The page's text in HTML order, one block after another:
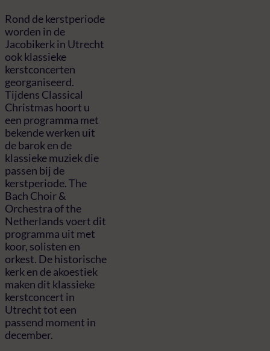
Rond de kerstperiode
worden in de
Jacobikerk in Utrecht
ook klassieke
kerstconcerten
georganiseerd.
Tijdens Classical
Christmas hoort u
een programma met
bekende werken uit
de barok en de
klassieke muziek die
passen bij de
kerstperiode. The
Bach Choir &
Orchestra of the
Netherlands voert dit
programma uit met
koor, solisten en
orkest. De historische
kerk en de akoestiek
maken dit klassieke
kerstconcert in
Utrecht tot een
passend moment in
december.